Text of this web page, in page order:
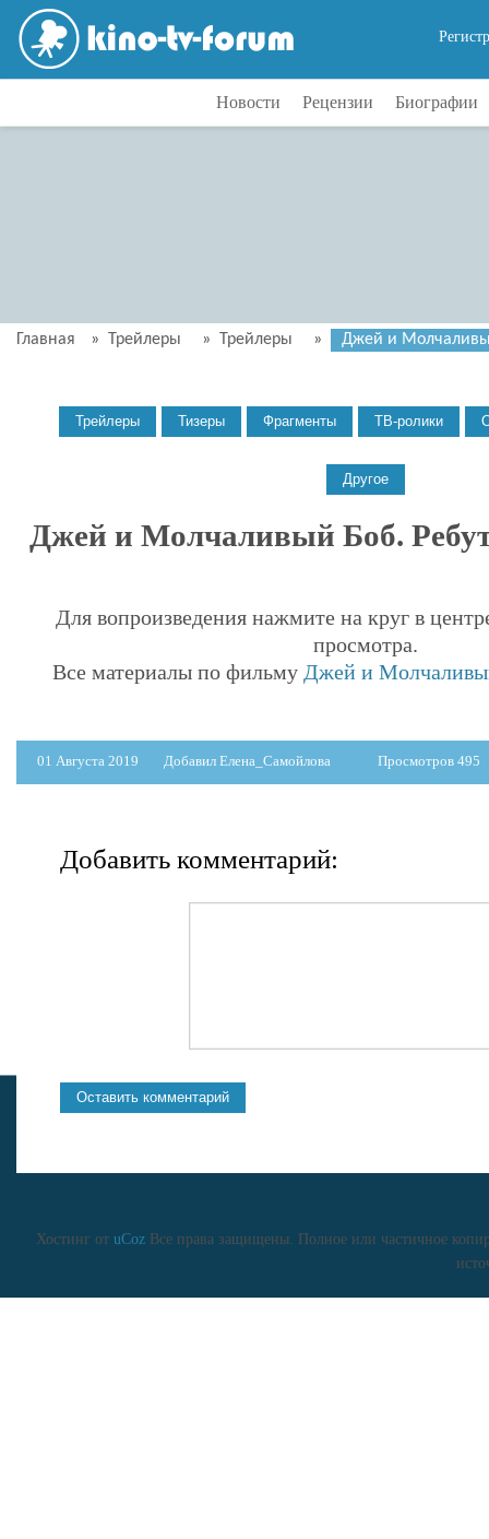
Новости Рецензии Биографии
Главная » Трейлеры » Трейлеры » Джей и
Джей и Молчаливый Боб.
Для вопроизведения нажмите на круг в
просмотра.
Все материалы по фильму Джей и
01 Августа 2019 Добавил Елена_Самойлова Просмотров 495
Добавить комментарий:
Хостинг от uCozВсе права защищены. Полное или частичное